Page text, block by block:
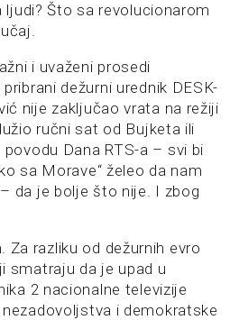
Što sa revolucionarom
i uvaženi prosedi
dežurni urednik DESK-
nije zaključao vrata na režiji
ručni sat od Bujketa ili
Dana RTS-a – svi bi
sa Morave“ želeo da nam
da je bolje što nije. I zbog
Za razliku od dežurnih evro
smatraju da je upad u
2 nacionalne televizije
i demokratske